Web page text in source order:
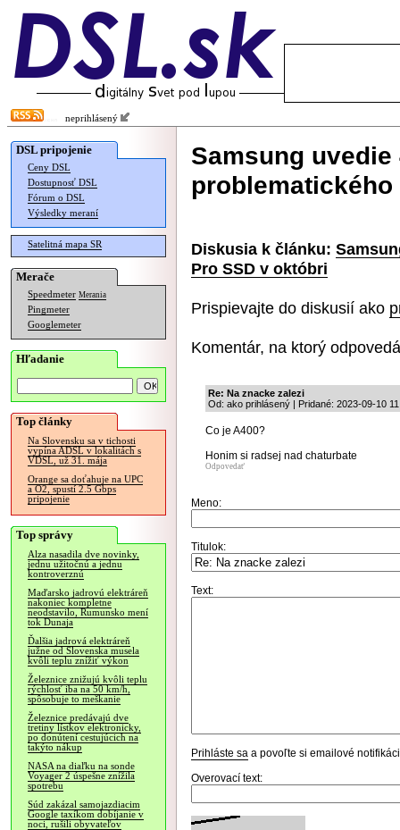
neprihlásený
DSL pripojenie
Ceny DSL
Dostupnosť DSL
Fórum o DSL
Výsledky meraní
Satelitná mapa SR
Merače
Speedmeter Merania
Pingmeter
Googlemeter
Hľadanie
Top články
Na Slovensku sa v tichosti
vypína ADSL v lokalitách s
VDSL, už 31. mája
Orange sa doťahuje na UPC
a O2, spustí 2.5 Gbps
pripojenie
Top správy
Alza nasadila dve novinky,
jednu užitočnú a jednu
kontroverznú
Maďarsko jadrovú elektráreň
nakoniec kompletne
neodstavilo, Rumunsko mení
tok Dunaja
Ďalšia jadrová elektráreň
južne od Slovenska musela
kvôli teplu znížiť výkon
Železnice znižujú kvôli teplu
rýchlosť iba na 50 km/h,
spôsobuje to meškanie
Železnice predávajú dve
tretiny lístkov elektronicky,
po donútení cestujúcich na
takýto nákup
NASA na diaľku na sonde
Voyager 2 úspešne znížila
spotrebu
Súd zakázal samojazdiacim
Google taxíkom dobíjanie v
noci, rušili obyvateľov
Samsung uvedie
problematického
Diskusia k článku:
Pro SSD v októbri
Prispievajte do diskusií ako
Komentár, na ktorý
Re: Na znacke zalezi
Od: ako prihlásený | Pridané: 2023-09-10
Co je A400?
Honim si radsej nad chaturbate
Odpovedať
Meno:
Titulok:
Text:
Prihláste sa a povoľte si emailové
Overovací text: